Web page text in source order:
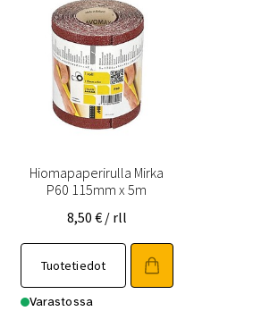
Hiomapaperirulla Mirka
P60 115mm x 5m
8,50 € / rll
Tuotetiedot
Varastossa